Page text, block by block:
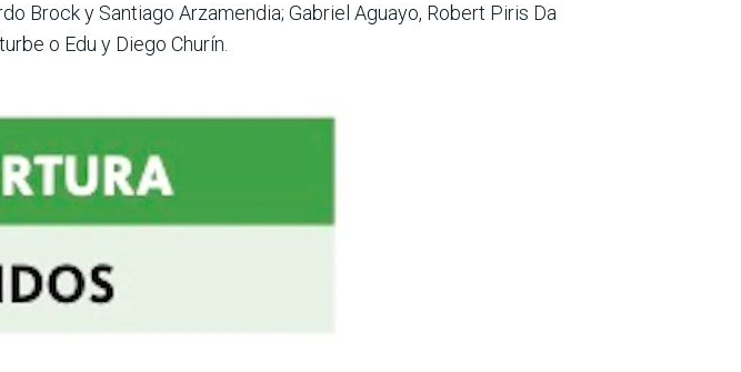
Brock y San­tiago Arzamendia; Gabriel Aguayo, Robert Piris Da
o Edu y Diego Churín.